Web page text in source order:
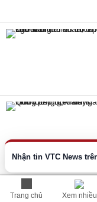
Trang chủ Xem nhiều
Nhận tin VTC News